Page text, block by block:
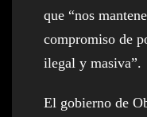
que “nos
compromiso de
ilegal y masiva”.
El gobierno de